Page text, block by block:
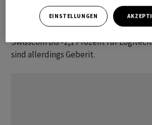
08.15 Uhr um 0,59 Prozent tiefer mit
Sämtliche 20 SMI-Aktien werden tiefer
Spanne der Abschläge reicht von -0,3
Swisscom bis -1,1 Prozent für
sind allerdings Geberit.
EINSTELLUNGEN